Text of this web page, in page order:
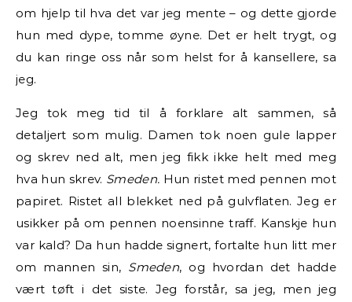
om hjelp til hva det var jeg mente – og dette gjorde
hun med dype, tomme øyne. Det er helt trygt, og
du kan ringe oss når som helst for å kansellere, sa
jeg.
Jeg tok meg tid til å forklare alt sammen, så
detaljert som mulig. Damen tok noen gule lapper
og skrev ned alt, men jeg fikk ikke helt med meg
hva hun skrev. Smeden. Hun ristet med pennen mot
papiret. Ristet all blekket ned på gulvflaten. Jeg er
usikker på om pennen noensinne traff. Kanskje hun
var kald? Da hun hadde signert, fortalte hun litt mer
om mannen sin, Smeden, og hvordan det hadde
vært tøft i det siste. Jeg forstår, sa jeg, men jeg